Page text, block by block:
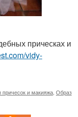
прическах и
vidy-
причесок и макияжа Образ